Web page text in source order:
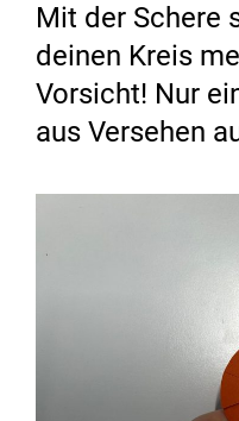
Mit der Schere
deinen Kreis
Vorsicht! Nur
aus Versehen